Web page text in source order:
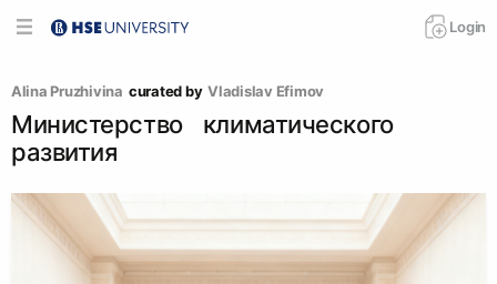
Login
Alina Pruzhivina curated by Vladislav Efimov
Министерство климатического
развития